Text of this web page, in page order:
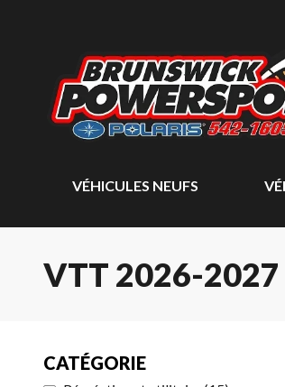
VÉHICULES NEUFS
VTT 2026-2027
CATÉGORIE